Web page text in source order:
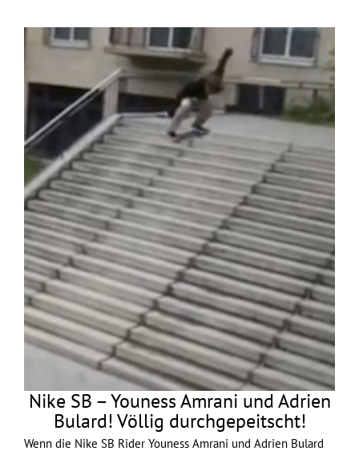
Nike SB – Youness Amrani und Adrien
Bulard! Völlig durchgepeitscht!
Wenn die Nike SB Rider Youness Amrani und Adrien Bulard